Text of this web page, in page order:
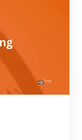
werden?
in […]